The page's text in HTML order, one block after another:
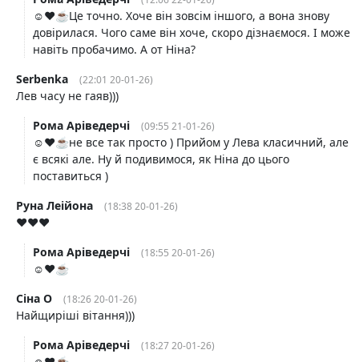
☺️❤️☕️Це точно. Хоче він зовсім іншого, а вона знову
довірилася. Чого саме він хоче, скоро дізнаємося. І може
навіть пробачимо. А от Ніна?
Serbenka
(22:01 20-01-26)
Лев часу не гаяв)))
Рома Аріведерчі
(09:55 21-01-26)
☺️❤️☕️не все так просто ) Прийом у Лева класичний, але
є всякі але. Ну й подивимося, як Ніна до цього
поставиться )
Руна Леійона
(18:38 20-01-26)
❤️❤️❤️
Рома Аріведерчі
(18:55 20-01-26)
☺️❤️☕️
Сіна О
(18:26 20-01-26)
Найщиріші вітання)))
Рома Аріведерчі
(18:27 20-01-26)